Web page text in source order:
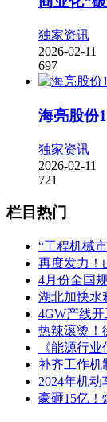
独家资讯
2026-02-11
697
海亮股份
独家资讯
2026-02-11
721
栏目热门
“工程机械
再度发力！
4月份全国
湖北加快水
4GW产线
热辣滚烫！
《能源行
补齐工作机
2024年机
豪砸15亿！